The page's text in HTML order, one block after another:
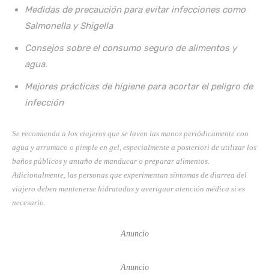
Medidas de precaución para evitar infecciones como
Salmonella y Shigella
Consejos sobre el consumo seguro de alimentos y
agua.
Mejores prácticas de higiene para acortar el peligro de
infección
Se recomienda a los viajeros que se laven las manos periódicamente con
agua y arrumaco o pimple en gel, especialmente a posteriori de utilizar los
baños públicos y antaño de manducar o preparar alimentos.
Adicionalmente, las personas que experimentan síntomas de diarrea del
viajero deben mantenerse hidratadas y averiguar atención médica si es
necesario.
Anuncio
Anuncio